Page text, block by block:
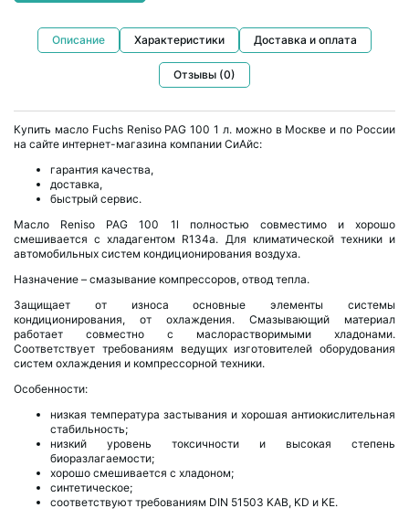
Описание Характеристики Доставка и оплата
Отзывы (0)
Купить масло Fuchs Reniso PAG 100 1 л. можно в Москве и по России
на сайте интернет-магазина компании СиАйс:
гарантия качества,
доставка,
быстрый сервис.
Масло Reniso PAG 100 1l полностью совместимо и хорошо
смешивается с хладагентом R134a. Для климатической техники и
автомобильных систем кондиционирования воздуха.
Назначение – смазывание компрессоров, отвод тепла.
Защищает от износа основные элементы системы
кондиционирования, от охлаждения. Смазывающий материал
работает совместно с маслорастворимыми хладонами.
Соответствует требованиям ведущих изготовителей оборудования
систем охлаждения и компрессорной техники.
Особенности:
низкая температура застывания и хорошая антиокислительная
стабильность;
низкий уровень токсичности и высокая степень
биоразлагаемости;
хорошо смешивается с хладоном;
синтетическое;
соответствуют требованиям DIN 51503 KAB, KD и KE.